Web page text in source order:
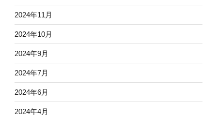
2024年11月
2024年10月
2024年9月
2024年7月
2024年6月
2024年4月